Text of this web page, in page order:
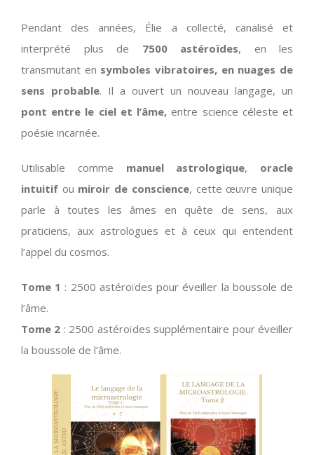
Pendant des années, Élie a collecté, canalisé et
interprété plus de 7500 astéroïdes, en les
transmutant en symboles vibratoires, en nuages de
sens probable. Il a ouvert un nouveau langage, un
pont entre le ciel et l’âme,entre science céleste et
poésie incarnée.
Utilisable comme manuel astrologique, oracle
intuitif ou miroir de conscience, cette œuvre unique
parle à toutes les âmes en quête de sens, aux
praticiens, aux astrologues et à ceux qui entendent
l’appel du cosmos.
Tome 1 : 2500 astéroïdes pour éveiller la boussole de
l’âme.
Tome 2 : 2500 astéroïdes supplémentaire pour éveiller
la boussole de l’âme.